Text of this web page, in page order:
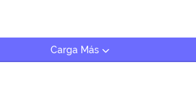
Carga Más